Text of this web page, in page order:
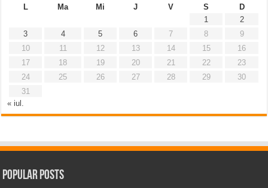
L
Ma Mi J V S
D
1
2
3
4 5 6 7 8
9
10
11 12 13 14 15
16
17
18 19 20 21 22
23
24
25 26 27 28 29
30
31
« iul.
Popular Posts